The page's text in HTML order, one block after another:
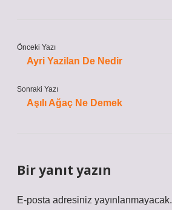
Önceki Yazı
Ayri Yazilan De Nedir
Sonraki Yazı
Aşılı Ağaç Ne Demek
Bir yanıt yazın
E-posta adresiniz yayınlanmayacak.